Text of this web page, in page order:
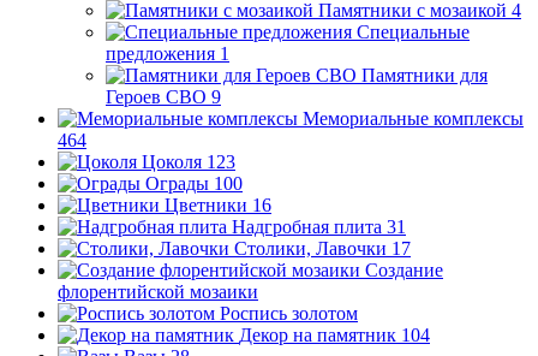
Памятники с мозаикой 4
Специальные
предложения 1
Памятники для
Героев СВО 9
Мемориальные комплексы
464
Цоколя 123
Ограды 100
Цветники 16
Надгробная плита 31
Столики, Лавочки 17
Создание
флорентийской мозаики
Роспись золотом
Декор на памятник 104